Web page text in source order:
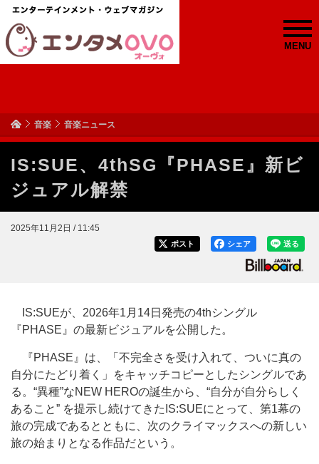
MENU
音楽 音楽ニュース
IS:SUE、4thSG『PHASE』新ビ
ジュアル解禁
2025年11月2日 / 11:45
送る
シェア
ポスト
IS:SUEが、2026年1月14日発売の4thシングル
『PHASE』の最新ビジュアルを公開した。
『PHASE』は、「不完全さを受け入れて、ついに真の
自分にたどり着く」をキャッチコピーとしたシングルであ
る。“異種”なNEW HEROの誕生から、“自分が自分らしく
あること” を提示し続けてきたIS:SUEにとって、第1幕の
旅の完成であるとともに、次のクライマックスへの新しい
旅の始まりとなる作品だという。